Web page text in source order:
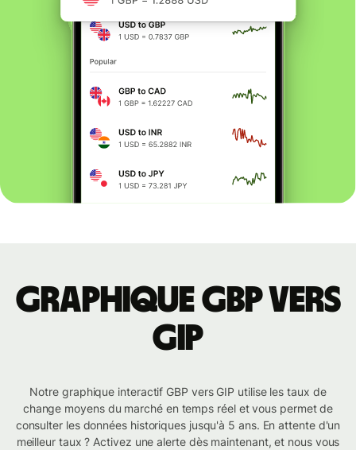
Graphique GBP vers
GIP
Notre graphique interactif GBP vers GIP utilise les taux de
change moyens du marché en temps réel et vous permet de
consulter les données historiques jusqu'à 5 ans. En attente d'un
meilleur taux ? Activez une alerte dès maintenant, et nous vous